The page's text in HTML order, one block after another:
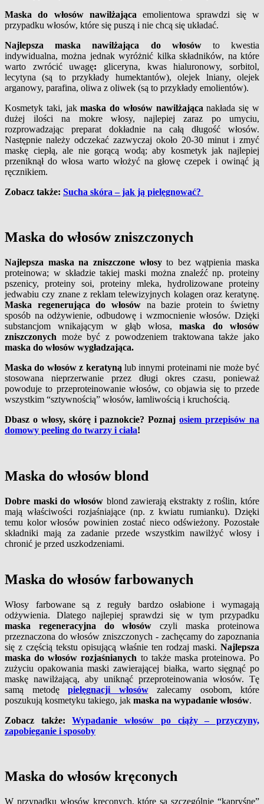
Maska do włosów nawilżającaemolientowa sprawdzi się w
przypadku włosów, które się puszą i nie chcą się układać.
Najlepsza maska nawilżająca do włosówto kwestia
indywidualna, można jednak wyróżnić kilka składników, na które
warto zwrócić uwagę: gliceryna, kwas hialuronowy, sorbitol,
lecytyna (są to przykłady humektantów), olejek lniany, olejek
arganowy, parafina, oliwa z oliwek (są to przykłady emolientów).
Kosmetyk taki, jakmaska do włosów nawilżająca nakłada się w
dużej ilości na mokre włosy, najlepiej zaraz po umyciu,
rozprowadzając preparat dokładnie na całą długość włosów.
Następnie należy odczekać zazwyczaj około 20-30 minut i zmyć
maskę ciepłą, ale nie gorącą wodą; aby kosmetyk jak najlepiej
przeniknął do włosa warto włożyć na głowę czepek i owinąć ją
ręcznikiem.
Zobacz także: Sucha skóra – jak ją pielęgnować?
Maska do włosów zniszczonych
Najlepsza maska na zniszczone włosyto bez wątpienia maska
proteinowa; w składzie takiej maski można znaleźć np. proteiny
pszenicy, proteiny soi, proteiny mleka, hydrolizowane proteiny
jedwabiu czy znane z reklam telewizyjnych kolagen oraz keratynę.
Maska regenerująca do włosówna bazie protein to świetny
sposób na odżywienie, odbudowę i wzmocnienie włosów. Dzięki
substancjom wnikającym w głąb włosa,maska do włosów
zniszczonych może być z powodzeniem traktowana także jako
maska do włosów wygładzająca.
Maska do włosów z keratyną lub innymi proteinami nie może być
stosowana nieprzerwanie przez długi okres czasu, ponieważ
powoduje to przeproteinowanie włosów, co objawia się to przede
wszystkim “sztywnością” włosów, łamliwością i kruchością.
Dbasz o włosy, skórę i paznokcie? Poznajosiem przepisów na
domowy peeling do twarzy i ciała!
Maska do włosów blond
Dobre maski do włosów blond zawierają ekstrakty z roślin, które
mają właściwości rozjaśniające (np. z kwiatu rumianku). Dzięki
temu kolor włosów powinien zostać nieco odświeżony. Pozostałe
składniki mają za zadanie przede wszystkim nawilżyć włosy i
chronić je przed uszkodzeniami.
Maska do włosów farbowanych
Włosy farbowane są z reguły bardzo osłabione i wymagają
odżywienia. Dlatego najlepiej sprawdzi się w tym przypadku
maska regeneracyjna do włosów czyli maska proteinowa
przeznaczona do włosów zniszczonych - zachęcamy do zapoznania
się z częścią tekstu opisującą właśnie ten rodzaj maski. Najlepsza
maska do włosów rozjaśnianych to także maska proteinowa. Po
zużyciu opakowania maski zawierającej białka, warto sięgnąć po
maskę nawilżającą, aby uniknąć przeproteinowania włosów. Tę
samą metodę pielęgnacji włosówzalecamy osobom, które
poszukują kosmetyku takiego, jak maska na wypadanie włosów.
Zobacz także:Wypadanie włosów po ciąży – przyczyny,
zapobieganie i sposoby
Maska do włosów kręconych
W przypadku włosów kręconych, które są szczególnie “kapryśne”